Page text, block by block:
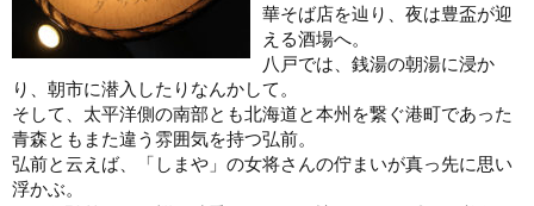
華そば店を辿り、夜は豊盃が迎
える酒場へ。
八戸では、銭湯の朝湯に浸か
り、朝市に潜入したりなんかして。
そして、太平洋側の南部とも北海道と本州を繋ぐ港町であった
青森ともまた違う雰囲気を持つ弘前。
弘前と云えば、「しまや」の女将さんの佇まいが真っ先に思い
浮かぶ。